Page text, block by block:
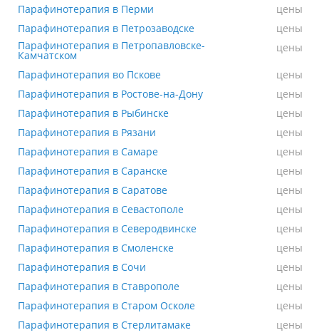
Парафинотерапия в Перми
Парафинотерапия в Перми цены
Парафинотерапия в Петрозаводске
Парафинотерапия в Петрозаводске цены
Парафинотерапия в Петропавловске-Камчатском
Парафинотерапия в Петропавловске-
Камчатском
цены
Парафинотерапия во Пскове
Парафинотерапия во Пскове цены
Парафинотерапия в Ростове-на-Дону
Парафинотерапия в Ростове-на-Дону цены
Парафинотерапия в Рыбинске
Парафинотерапия в Рыбинске цены
Парафинотерапия в Рязани
Парафинотерапия в Рязани цены
Парафинотерапия в Самаре
Парафинотерапия в Самаре цены
Парафинотерапия в Саранске
Парафинотерапия в Саранске цены
Парафинотерапия в Саратове
Парафинотерапия в Саратове цены
Парафинотерапия в Севастополе
Парафинотерапия в Севастополе цены
Парафинотерапия в Северодвинске
Парафинотерапия в Северодвинске цены
Парафинотерапия в Смоленске
Парафинотерапия в Смоленске цены
Парафинотерапия в Сочи
Парафинотерапия в Сочи цены
Парафинотерапия в Ставрополе
Парафинотерапия в Ставрополе цены
Парафинотерапия в Старом Осколе
Парафинотерапия в Старом Осколе цены
Парафинотерапия в Стерлитамаке
Парафинотерапия в Стерлитамаке цены